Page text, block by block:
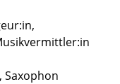
Saxophon